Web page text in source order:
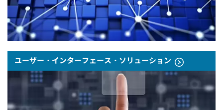
ユーザー・インターフェース・ソリューション